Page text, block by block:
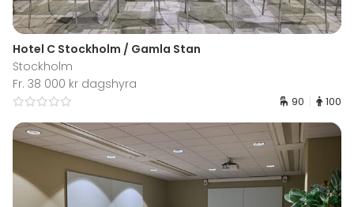
Hotel C Stockholm / Gamla Stan
Stockholm
Fr. 38 000 kr dagshyra
90 100